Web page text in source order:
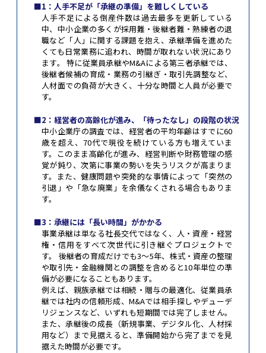
■1：人手不足が「承継の準備」を難しくしている
人手不足による倒産件数は過去最多を更新している
中、中小企業の多くが採用難・後継者難・熟練者の退
職など「人」に関する課題を抱え、承継準備を進めた
くても日常業務に追われ、時間が取れない状況にあり
ます。 特に従業員承継やM&Aによる第三者承継では、
後継者候補の育成・業務の引継ぎ・取引先調整など、
人材面での負荷が大きく、十分な時間と人員が必要で
す。
■2：経営者の高齢化が進み、「待ったなし」の段階の状況
中小企業庁の調査では、経営者の平均年齢はすでに60
歳を超え、70代で現役を続けている方も増えていま
す。このまま高齢化が進み、経営判断や財務管理の感
覚が鈍り、次第に事業の勢いを失うリスクが高まりま
す。また、健康問題や突発的な事情によって「突然の
引退」や「急な廃業」を余儀なくされる場合もありま
す。
■3：承継には「長い時間」がかかる
事業承継は単なる社長交代ではなく、人・資産・経営
権・信用をすべて次世代に引き継ぐプロジェクトで
す。 後継者の育成だけでも3〜5年、株式・資産の整理
や取引先・金融機関との調整を含めると10年単位の準
備が必要になることもあります。
例えば、親族承継では相続・贈与の最適化、従業員承
継では社内の信頼形成、M&Aでは相手探しやデューデ
リジェンスなど、いずれも短期間では完了しません。
また、承継後の成長（新規事業、デジタル化、人材採
用など）まで見据えると、準備開始から完了までを見
据えた時間が必要です。